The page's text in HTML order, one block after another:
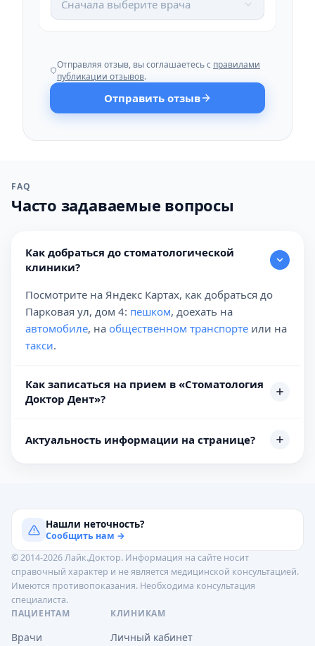
Сначала выберите врача
Отправляя отзыв, вы соглашаетесь с правилами
публикации отзывов.
Отправить отзыв
FAQ
Часто задаваемые вопросы
Как добраться до стоматологической
клиники?
Посмотрите на Яндекс Картах, как добраться до
Парковая ул, дом 4: пешком, доехать на
автомобиле, на общественном транспорте или на
такси.
Как записаться на прием в «Стоматология
Доктор Дент»?
Актуальность информации на странице?
Нашли неточность?
Сообщить нам →
© 2014-2026 Лайк.Доктор. Информация на сайте носит
справочный характер и не является медицинской консультацией.
Имеются противопоказания. Необходима консультация
специалиста.
ПАЦИЕНТАМ
Врачи
КЛИНИКАМ
Личный кабинет